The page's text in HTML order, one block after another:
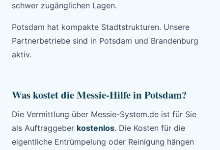
schwer zugänglichen Lagen.
Potsdam hat kompakte Stadtstrukturen. Unsere
Partnerbetriebe sind in Potsdam und Brandenburg
aktiv.
Was kostet die Messie-Hilfe in Potsdam?
Die Vermittlung über Messie-System.de ist für Sie
als Auftraggeber kostenlos. Die Kosten für die
eigentliche Entrümpelung oder Reinigung hängen